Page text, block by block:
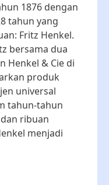
1876 dengan
tahun yang
Fritz Henkel.
bersama dua
Henkel & Cie di
produk
universal
tahun-tahun
ribuan
menjadi